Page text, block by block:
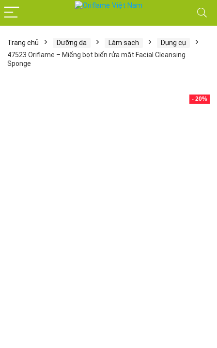
Trang chủ Dưỡng da Làm sạch
Dụng cụ
47523 Oriflame – Miếng bọt biển rửa mặt Facial Cleansing
Sponge
- 20%